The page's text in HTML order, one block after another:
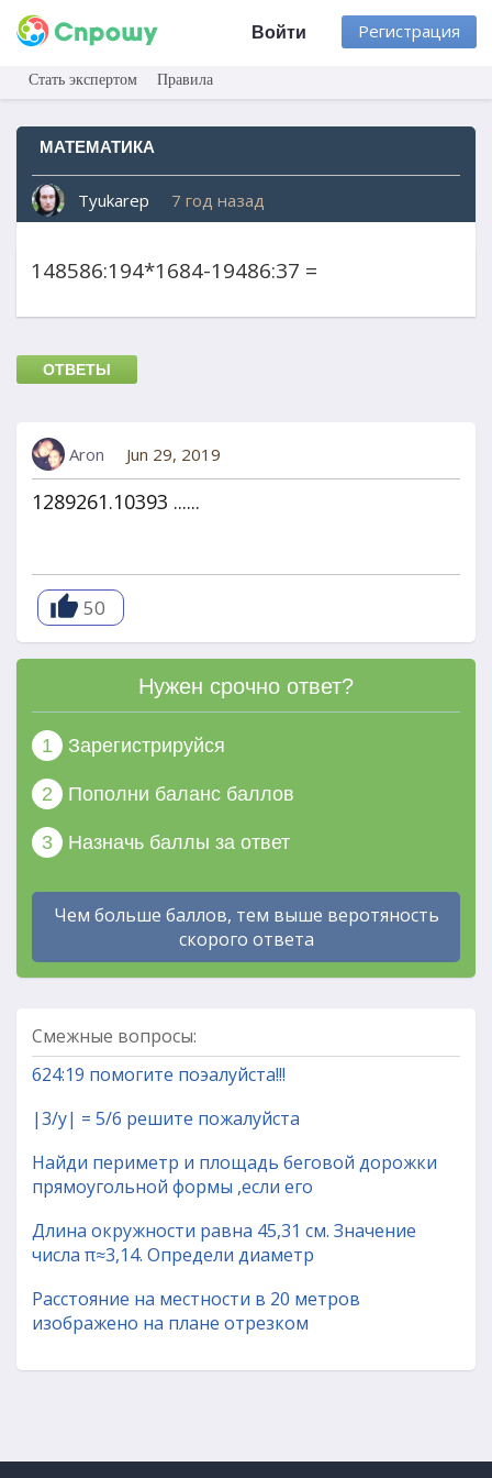
Регистрация
Войти
Стать экспертом Правила
МАТЕМАТИКА
Tyukarep 7 год назад
148586:194*1684-19486:37 =
ОТВЕТЫ
Aron Jun 29, 2019
1289261.10393 ......
50
Нужен срочно ответ?
1 Зарегистрируйся
2 Пополни баланс баллов
3 Назначь баллы за ответ
Чем больше баллов, тем выше веротяность
скорого ответа
Смежные вопросы:
624:19 помогите поэалуйста!!!
|3/y| = 5/6 решите пожалуйста
Найди периметр и площадь беговой дорожки
прямоугольной формы ,если его
Длина окружности равна 45,31 см. Значение
числа π≈3,14. Определи диаметр
Расстояние на местности в 20 метров
изображено на плане отрезком